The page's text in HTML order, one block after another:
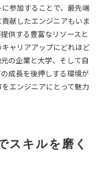
参加することで、最先端
献したエンジニアもいま
供する豊富なリソースと
ャリアアップにどれほど
の企業と大学、そして自
成長を後押しする環境が
エンジニアにとって魅力
スキルを磨く